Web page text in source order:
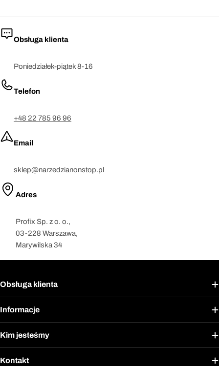
Obsługa klienta
Poniedziałek-piątek 8-16
Telefon
+48 22 785 96 96
Email
sklep@narzedzianonstop.pl
Adres
Profix Sp. z o. o.,
03-228 Warszawa,
Marywilska 34
Obsługa klienta
Informacje
Kim jesteśmy
Kontakt